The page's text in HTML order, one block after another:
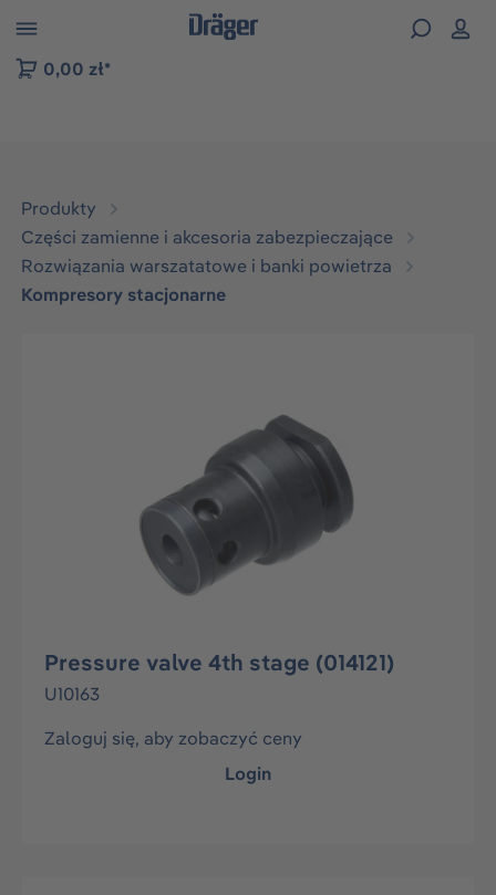
do nawigacji na platformie B2B
0,00 zł*
Produkty
Części zamienne i akcesoria zabezpieczające
Rozwiązania warszatatowe i banki powietrza
Kompresory stacjonarne
Pressure valve 4th stage (014121)
U10163
Zaloguj się, aby zobaczyć ceny
Login